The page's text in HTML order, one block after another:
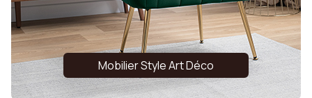
Mobilier Style Art Déco